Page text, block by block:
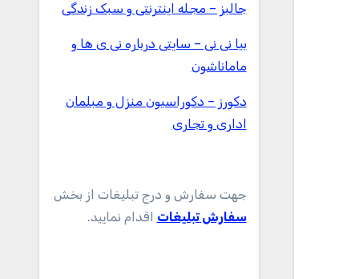
جالبز – مجله اینترنتی و سبک زندگی
بیا نی نی – سایتی درباره نی ی ها و
ماماناشون
دکورز – دکوراسیون منزل و مبلمان
اداری و تجاری
جهت سفارش و درج تبلیغات از بخش
سفارش تبلیغات اقدام نمایید.